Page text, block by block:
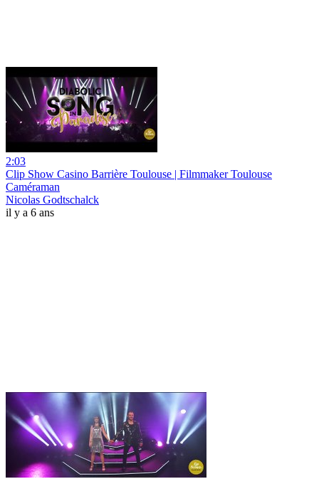
2:03
Clip Show Casino Barrière Toulouse | Filmmaker Toulouse
Caméraman
Nicolas Godtschalck
il y a 6 ans